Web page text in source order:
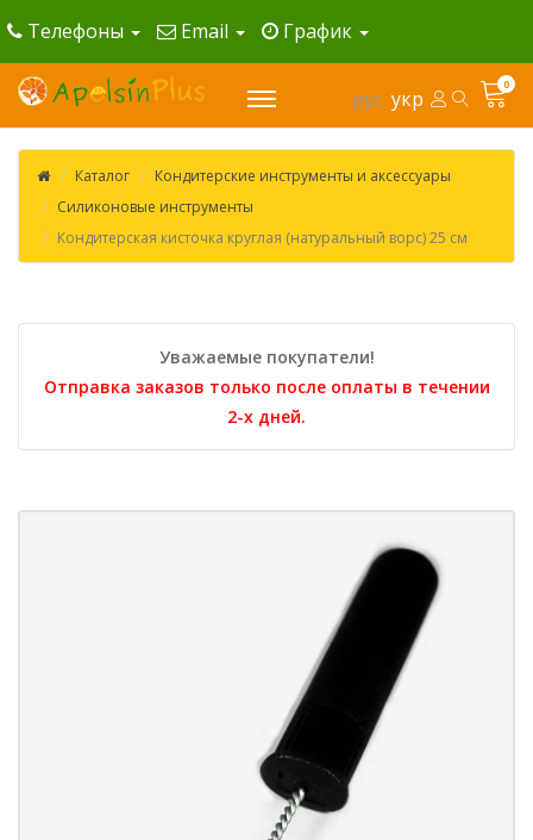
Телефоны Email График
рус укр
0
Каталог
Кондитерские инструменты и аксессуары
Силиконовые инструменты
Кондитерская кисточка круглая (натуральный ворс) 25 см
Уважаемые покупатели!
Отправка заказов только после оплаты в течении
2-х дней.